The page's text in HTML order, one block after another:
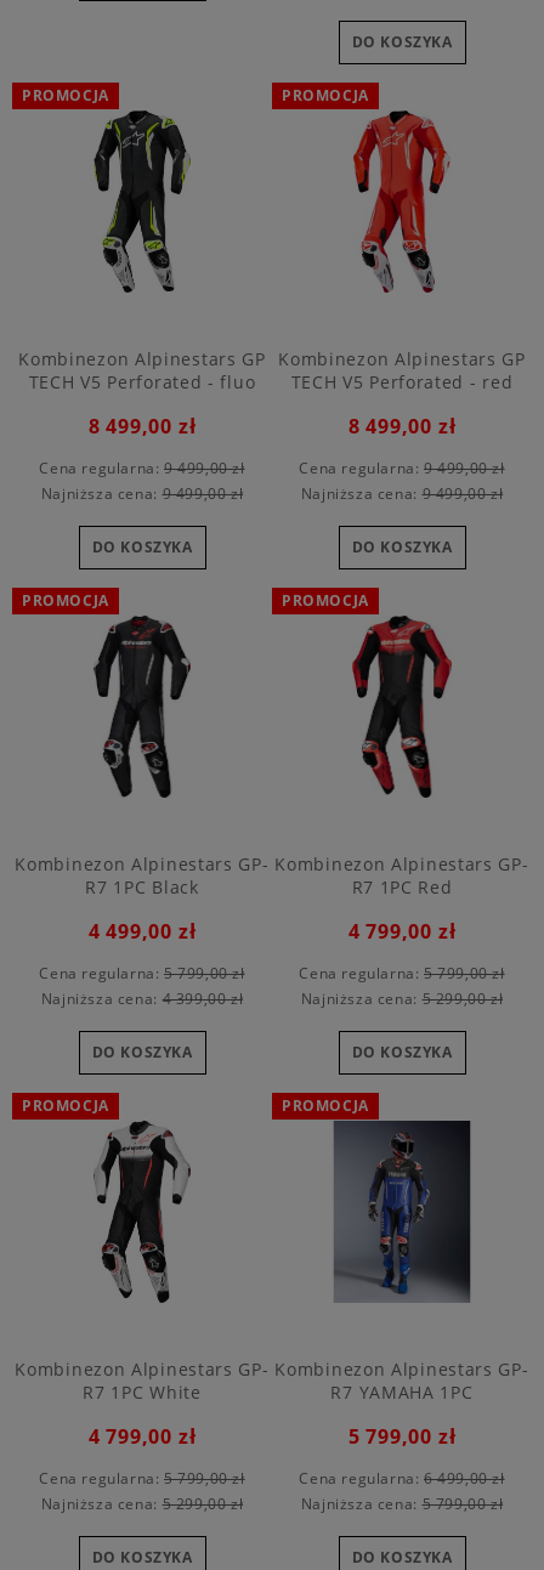
DO KOSZYKA
Kombinezon Alpinestars GP
TECH V5 Perforated - fluo
8 499,00 zł
Cena regularna: 9 499,00 zł
Najniższa cena:9 499,00 zł
DO KOSZYKA
PROMOCJA
Kombinezon Alpinestars GP
TECH V5 Perforated - red
8 499,00 zł
Cena regularna: 9 499,00 zł
Najniższa cena:9 499,00 zł
DO KOSZYKA
PROMOCJA
Kombinezon Alpinestars GP-
R7 1PC Black
4 499,00 zł
Cena regularna: 5 799,00 zł
Najniższa cena:4 399,00 zł
DO KOSZYKA
PROMOCJA
Kombinezon Alpinestars GP-
R7 1PC Red
4 799,00 zł
Cena regularna: 5 799,00 zł
Najniższa cena:5 299,00 zł
DO KOSZYKA
PROMOCJA
Kombinezon Alpinestars GP-
R7 1PC White
4 799,00 zł
Cena regularna: 5 799,00 zł
Najniższa cena:5 299,00 zł
DO KOSZYKA
PROMOCJA
Kombinezon Alpinestars GP-
R7 YAMAHA 1PC
5 799,00 zł
Cena regularna: 6 499,00 zł
Najniższa cena:5 799,00 zł
DO KOSZYKA
PROMOCJA